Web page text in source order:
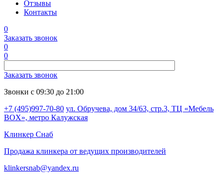
Отзывы
Контакты
0
Заказать звонок
0
0
Заказать звонок
Звонки с 09:30 до 21:00
+7 (495)997-70-80 ул. Обручева, дом 34/63, стр.3, ТЦ «Мебель
BOX», метро Калужская
Клинкер Снаб
Продажа клинкера от ведущих производителей
klinkersnab@yandex.ru